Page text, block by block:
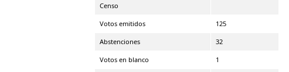
Censo
Votos emitidos 125
Abstenciones 32
Votos en blanco 1